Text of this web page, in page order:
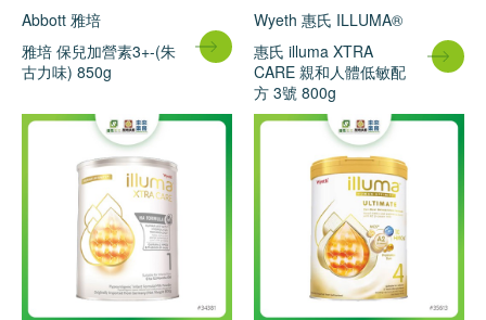
Abbott 雅培
雅培 保兒加營素3+-(朱
古力味) 850g
Wyeth 惠氏 ILLUMA®
惠氏 illuma XTRA
CARE 親和人體低敏配
方 3號 800g